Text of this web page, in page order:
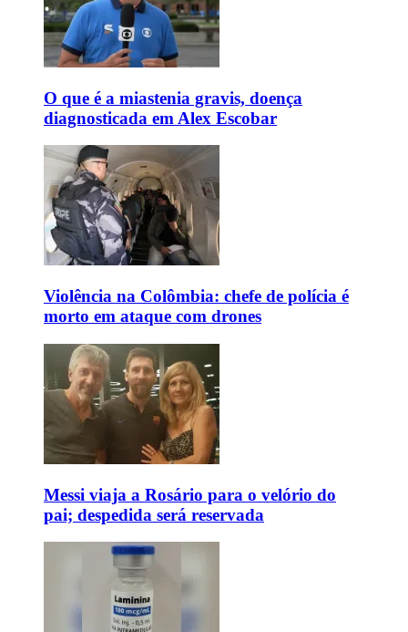
O que é a miastenia gravis, doença
diagnosticada em Alex Escobar
Violência na Colômbia: chefe de polícia é
morto em ataque com drones
Messi viaja a Rosário para o velório do
pai; despedida será reservada